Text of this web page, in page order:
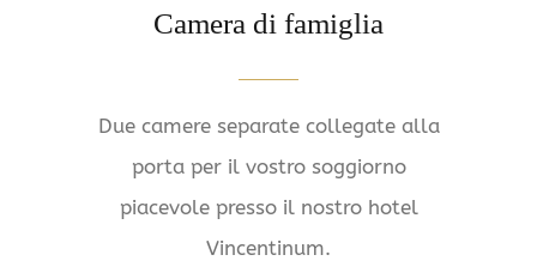
Camera di famiglia
Due camere separate collegate alla
porta per il vostro soggiorno
piacevole presso il nostro hotel
Vincentinum.